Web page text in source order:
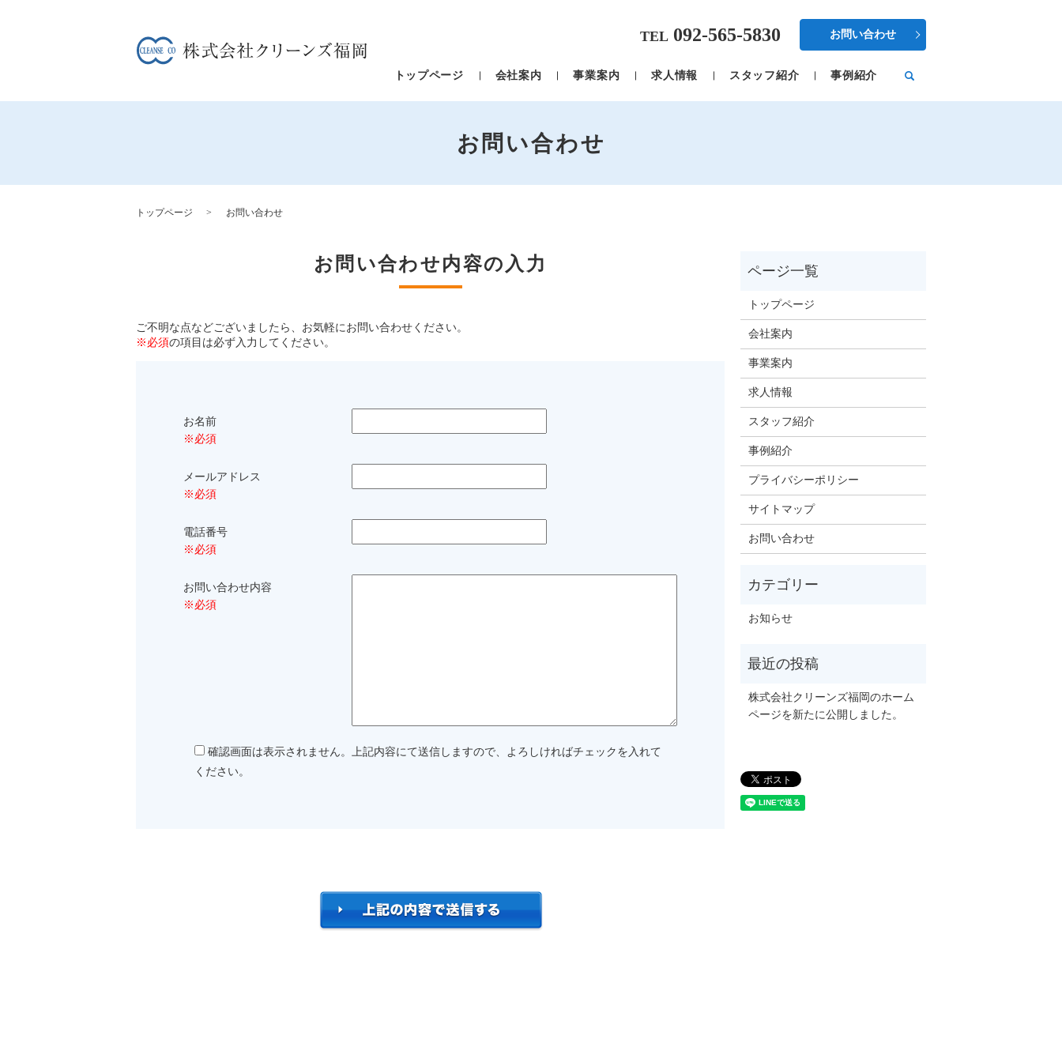
トップページ 会社案内 事業案内 求人情報 スタッフ紹介 事例紹介
TEL 092-565-5830 お問い合わせ
お問い合わせ
トップページ お問い合わせ
お問い合わせ内容の入力
ご不明な点などございましたら、お気軽にお問い合わせください。
※必須の項目は必ず入力してください。
お名前
※必須
メールアドレス
※必須
電話番号
※必須
お問い合わせ内容
※必須
確認画面は表示されません。上記内容にて送信しますので、よろしければチェックを入れて
ください。
トップページ
会社案内
事業案内
求人情報
スタッフ紹介
事例紹介
プライバシーポリシー
サイトマップ
お問い合わせ
お知らせ
株式会社クリーンズ福岡のホーム
ページを新たに公開しました。